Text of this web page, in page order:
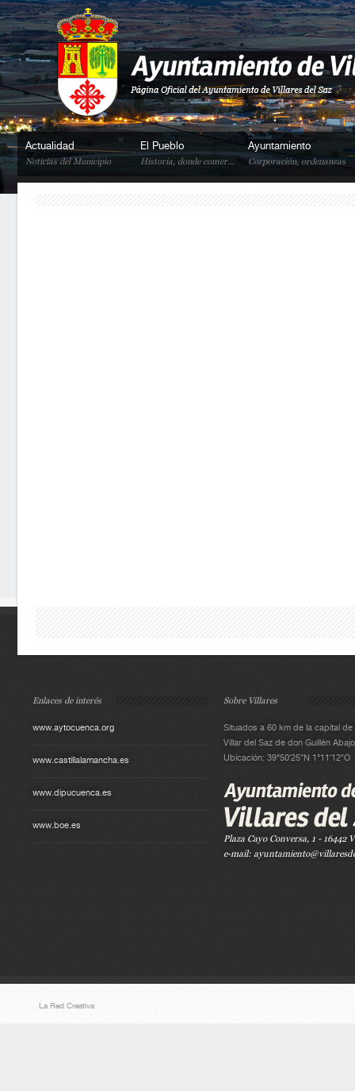
Actualidad
Noticias del Municipio
El Pueblo
Historia, donde comer...
Ayuntamiento
Corporación, ordenanzas
Enlaces de interés
www.aytocuenca.org
www.castillalamancha.es
www.dipucuenca.es
www.boe.es
Sobre Villares
Situados a 60 km de la capital
Villar del Saz de don Guillén
Ubicación: 39°50′25″N 1°11′12″O
Plaza Cayo Conversa, 1 -
e-mail:
La Red Creativa